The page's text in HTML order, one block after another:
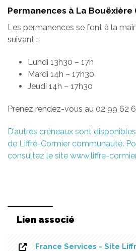
Permanences à La Bouëxière
Les permanences se font à la
suivant :
Lundi 13h30 – 17h
Mardi 14h – 17h30
Jeudi 14h – 17h30
Prenez rendez-vous au 02 99 62
D’autres créneaux sont
de Liffré-Cormier communauté.
consultez le site www.liffre-
Lien associé
France Services - Site